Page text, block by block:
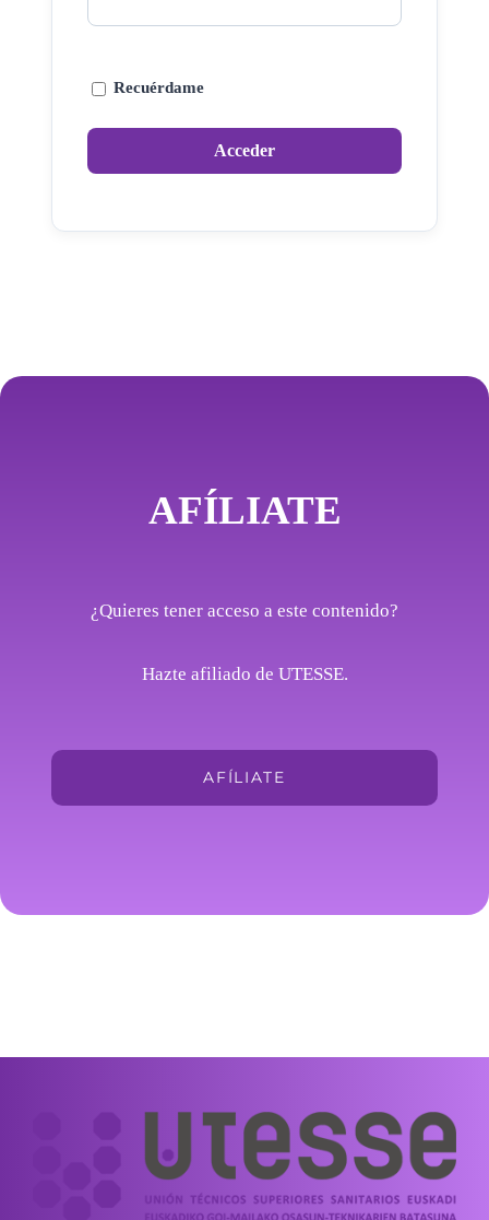
Recuérdame
AFÍLIATE
¿Quieres tener acceso a este contenido?
Hazte afiliado de UTESSE.
AFÍLIATE